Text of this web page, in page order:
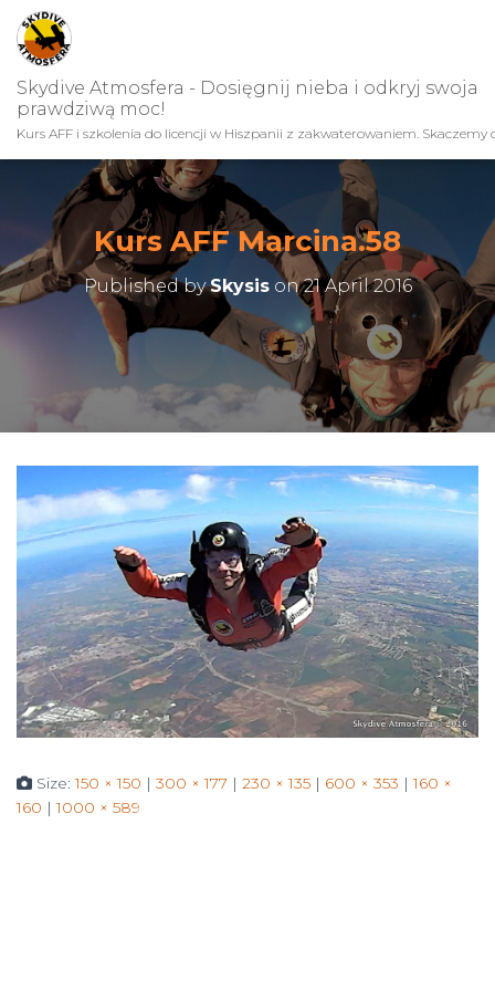
Skydive Atmosfera - Dosięgnij nieba i odkryj swoja
prawdziwą moc!
Kurs AFF i szkolenia do licencji w Hiszpanii z zakwaterowaniem. Skaczemy
Kurs AFF Marcina.58
Published bySkysison21 April 2016
Size:150 × 150 | 300 × 177 | 230 × 135 | 600 × 353 | 160 ×
160 | 1000 × 589